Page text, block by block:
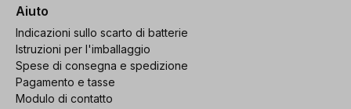
Aiuto
Indicazioni sullo scarto di batterie
Istruzioni per l'imballaggio
Spese di consegna e spedizione
Pagamento e tasse
Modulo di contatto